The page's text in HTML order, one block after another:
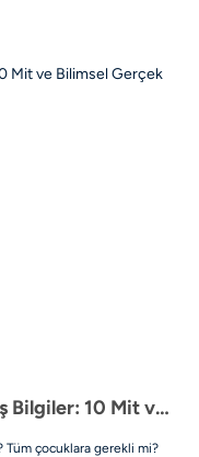
Arjinin Hakkında Yaygın Yanlış Bilgiler: 10 Mit ve Bilimsel Gerçek
Tüm çocuklara gerekli mi?